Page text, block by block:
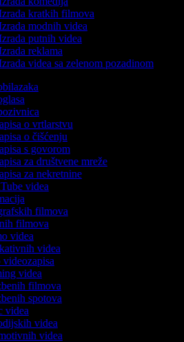
kratkih filmova
modnih videa
putnih videa
reklama
videa sa zelenom pozadinom
o vrtlarstvu
o čišćenju
s govorom
za društvene mreže
za nekretnine
videa
filmova
filmova
videa
videa
videozapisa
videa
filmova
spotova
videa
videa
videa